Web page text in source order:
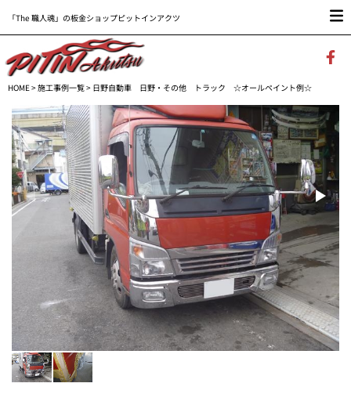
「The 職人魂」の板金ショップピットインアクツ
HOME>施工事例一覧> 日野自動車 日野・その他 トラック ☆オールペイント例☆